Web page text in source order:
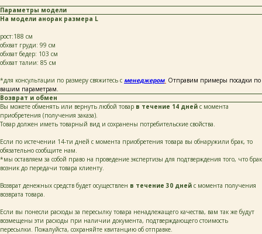
Параметры модели
На модели анорак размера L
рост:188 см
обхват груди: 99 см
обхват бедер: 103 см
обхват талии: 85 см
*для консультации по размеру свяжитесь с менеджером. Отправим примеры посадки по
вашим параметрам.
Возврат и обмен
Вы можете обменять или вернуть любой товар в течение 14 дней с момента
приобретения (получения заказа).
Товар должен иметь товарный вид и сохранены потребительские свойства.
Если по истечении 14-ти дней с момента приобретения товара вы обнаружили брак, то
обязательно сообщите нам.
*мы оставляем за собой право на проведение экспертизы для подтверждения того, что брак
возник до передачи товара клиенту.
Возврат денежных средств будет осуществлен в течение 30 дней с момента получения
возврата товара.
Если вы понесли расходы за пересылку товара ненадлежащего качества, вам так же будут
возмещены эти расходы при наличии документа, подтверждающего стоимость
пересылки. Пожалуйста, сохраняйте квитанцию об отправке.
ДАННЫЕ И МЫ СВЯЖЕМСЯ
С ВАМИ ДЛЯ КОНСУЛЬТАЦИИ:
каталог
покупателям